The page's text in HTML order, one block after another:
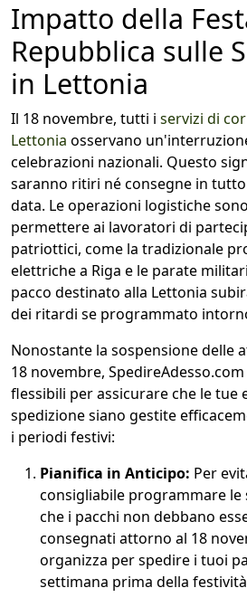
Impatto della
Repubblica sulle
in Lettonia
Il 18 novembre, tutti i servizi di
Lettonia osservano
celebrazioni nazionali. Questo
saranno ritiri né consegne in
data. Le operazioni logistiche
permettere ai lavoratori di
patriottici, come la tradizionale
elettriche a Riga e le parate
pacco destinato alla Lettonia
dei ritardi se programmato
Nonostante la sospensione delle
18 novembre,
flessibili per assicurare che le tue
spedizione siano gestite
i periodi festivi:
Pianifica in Anticipo: Per
consigliabile programmare le
che i pacchi non debbano
consegnati attorno al 18
organizza per spedire i tuoi
settimana prima della